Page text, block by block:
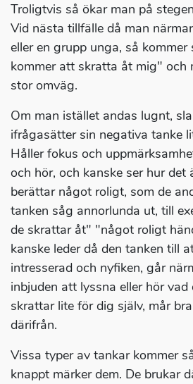
Troligtvis så ökar man på
Vid nästa tillfälle då man
eller en grupp unga, så
kommer att skratta åt mig" och
stor omväg.
Om man istället andas lugnt,
ifrågasätter sin negativa tanke
Håller fokus och
och hör, och kanske ser hur det
berättar något roligt, som de
tanken såg annorlunda ut, till
de skrattar åt" "något roligt
kanske leder då den tanken till
intresserad och nyfiken, går
inbjuden att lyssna eller hör
skrattar lite för dig själv, mår
därifrån.
Vissa typer av tankar kommer
knappt märker dem. De brukar